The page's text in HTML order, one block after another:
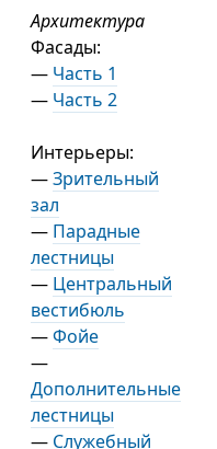
Архитектура
Фасады:
— Часть 1
— Часть 2
Интерьеры:
—Зрительный
зал
— Парадные
лестницы
— Центральный
вестибюль
—Фойе
—
Дополнительные
лестницы
— Служебный